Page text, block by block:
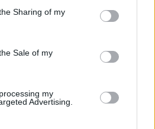
usage behaviour. You may click to
and its third-party tags to
purposes in below Google
Sharing of my
Sale of my
my
Advertising.
and Games by TechGear